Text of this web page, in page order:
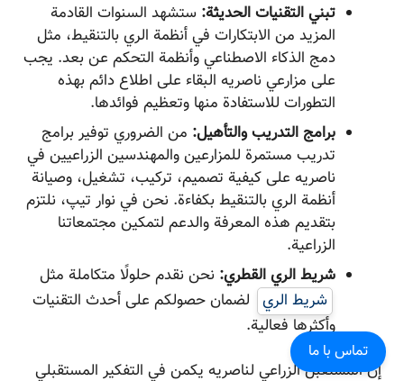
تبني التقنيات الحديثة: ستشهد السنوات القادمة
المزيد من الابتكارات في أنظمة الري بالتنقيط، مثل
دمج الذكاء الاصطناعي وأنظمة التحكم عن بعد. يجب
على مزارعي ناصریه البقاء على اطلاع دائم بهذه
التطورات للاستفادة منها وتعظيم فوائدها.
برامج التدريب والتأهيل: من الضروري توفير برامج
تدريب مستمرة للمزارعين والمهندسين الزراعيين في
ناصریه على كيفية تصميم، تركيب، تشغيل، وصيانة
أنظمة الري بالتنقيط بكفاءة. نحن في نوار تیپ، نلتزم
بتقديم هذه المعرفة والدعم لتمكين مجتمعاتنا
الزراعية.
شريط الري القطري: نحن نقدم حلولًا متكاملة مثل
شريط الري لضمان حصولكم على أحدث التقنيات
وأكثرها فعالية.
إن المستقبل الزراعي لناصریه يكمن في التفكير المستقبلي
تماس با ما